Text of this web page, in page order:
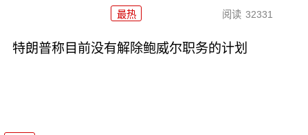
最热 阅读 32331
特朗普称目前没有解除鲍威尔职务的计划